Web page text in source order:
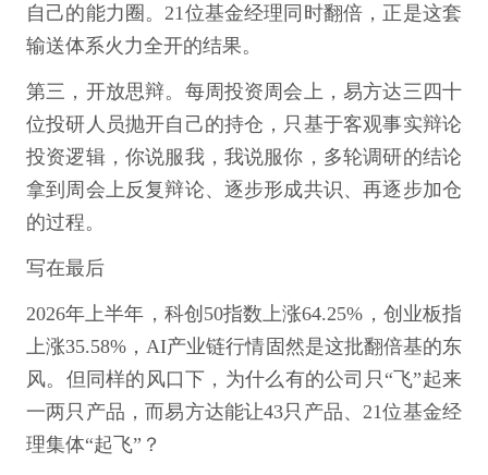
自己的能力圈。21位基金经理同时翻倍，正是这套
输送体系火力全开的结果。
第三，开放思辩。每周投资周会上，易方达三四十
位投研人员抛开自己的持仓，只基于客观事实辩论
投资逻辑，你说服我，我说服你，多轮调研的结论
拿到周会上反复辩论、逐步形成共识、再逐步加仓
的过程。
写在最后
2026年上半年，科创50指数上涨64.25%，创业板指
上涨35.58%，AI产业链行情固然是这批翻倍基的东
风。但同样的风口下，为什么有的公司只“飞”起来
一两只产品，而易方达能让43只产品、21位基金经
理集体“起飞”？